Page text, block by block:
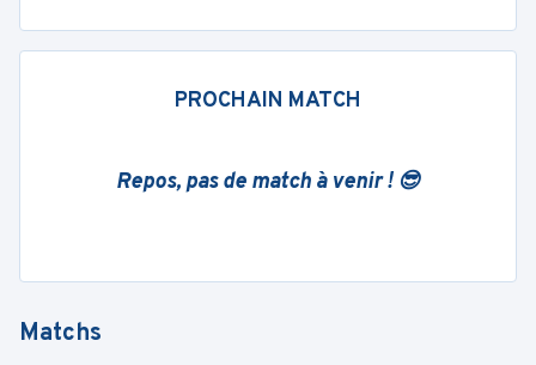
PROCHAIN MATCH
Repos, pas de match à venir ! 😎
Matchs